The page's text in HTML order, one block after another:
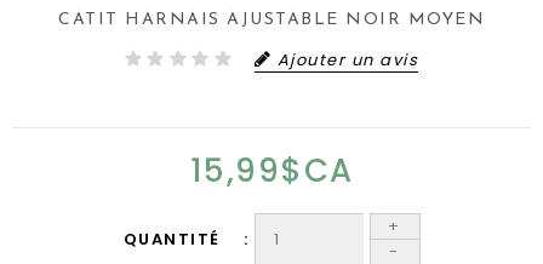
CATIT HARNAIS AJUSTABLE NOIR MOYEN
Ajouter un avis
15,99$CA
QUANTITÉ
+
-